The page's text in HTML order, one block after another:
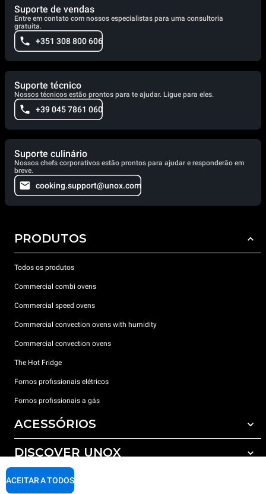
Suporte de vendas
Entre em contato com nossos especialistas para uma consultoria
gratuita.
+351 308 800 606
Suporte técnico
Nossos técnicos estão prontos para te ajudar. Ligue para eles.
+39 045 7861 060
Suporte culinário
Nossos chefs corporativos estão prontos para ajudar e responderão em
breve.
cooking.support@unox.com
PRODUTOS
Todos os produtos
Commercial combi ovens
Commercial speed ovens
Commercial convection ovens with humidity
Commercial convection ovens
The Hot Fridge
Fornos profissionais elétricos
Fornos profissionais a gás
ACESSÓRIOS
Todos os acessórios
Detergents for automatic washing
Detergents for manual washing
DISCOVER UNOX
Os nossos escritórios no mundo
SUPPORT
ACEITAR A TODOS